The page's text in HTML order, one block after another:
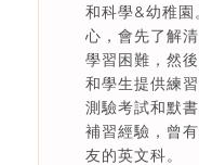
和科學&幼稚園
心，會先了解
學習困難，然
和學生提供練
測驗考試和默
補習經驗，曾
友的英文科。